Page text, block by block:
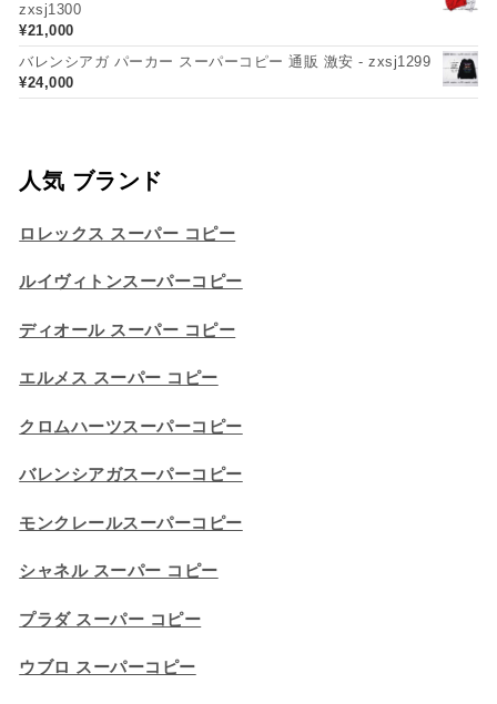
zxsj1300
¥21,000
バレンシアガ パーカー スーパーコピー 通販 激安 - zxsj1299
¥24,000
人気 ブランド
ロレックス スーパー コピー
ルイヴィトンスーパーコピー
ディオール スーパー コピー
エルメス スーパー コピー
クロムハーツスーパーコピー
バレンシアガスーパーコピー
モンクレールスーパーコピー
シャネル スーパー コピー
プラダ スーパー コピー
ウブロ スーパーコピー